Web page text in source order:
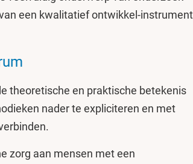
een kwalitatief ontwikkel-instrument
theoretische en praktische betekenis
nader te expliciteren en met
zorg aan mensen met een